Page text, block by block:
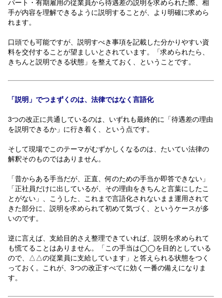
パート・有期雇用の従業員から待遇差の説明を求められた際、相
手が内容を理解できるように説明することが、より明確に求めら
れます。
口頭でも可能ですが、説明すべき事項を記載した分かりやすい資
料を交付することが望ましいとされています。「求められたら、
きちんと説明できる状態」を整えておく、ということです。
「説明」でつまずくのは、法律ではなく言語化
3つの改正に共通しているのは、いずれも最終的に「待遇差の理由
を説明できるか」に行き着く、という点です。
そして現場でこのテーマがむずかしくなるのは、たいてい法律の
解釈そのものではありません。
「昔からある手当だが、正直、何のための手当か即答できない」
「正社員だけに出しているが、その理由をきちんと言葉にしたこ
とがない」、こうした、これまで言語化されないまま運用されて
きた部分に、説明を求められて初めて気づく、というケースが多
いのです。
逆に言えば、支給目的さえ整理できていれば、説明を求められて
も慌てることはありません。「この手当は◯◯を目的としている
ので、△△の従業員に支給しています」と答えられる状態をつく
っておく。これが、3つの改正すべてに効く一番の備えになりま
す。